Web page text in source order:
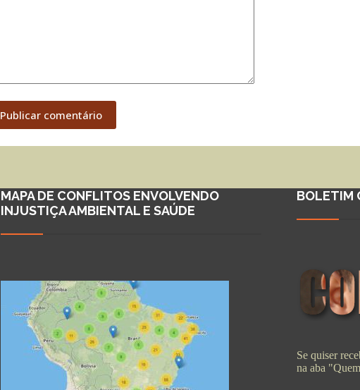
Publicar comentário
MAPA DE CONFLITOS ENVOLVENDO
INJUSTIÇA AMBIENTAL E SAÚDE
BOLETIM
Se quiser
na aba